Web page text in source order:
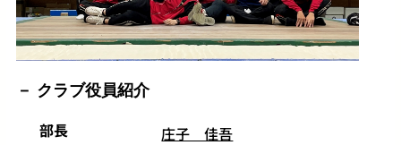
クラブ役員紹介
部長
庄子 佳吾